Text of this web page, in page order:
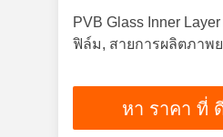
PVB Glass Inner
ฟิล์ม, สายการผลิตภาพ
หา ราคา ที่